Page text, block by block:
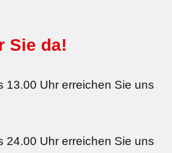
Sie da!
13.00 Uhr erreichen Sie uns
24.00 Uhr erreichen Sie uns